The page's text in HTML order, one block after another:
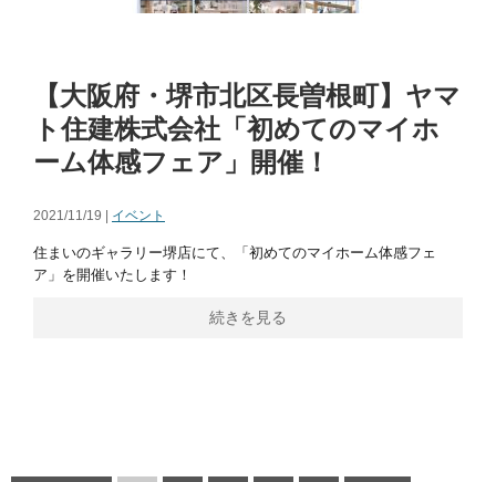
【大阪府・堺市北区長曽根町】ヤマ
ト住建株式会社「初めてのマイホ
ーム体感フェア」開催！
2021/11/19 | イベント
住まいのギャラリー堺店にて、「初めてのマイホーム体感フェ
ア」を開催いたします！
続きを見る